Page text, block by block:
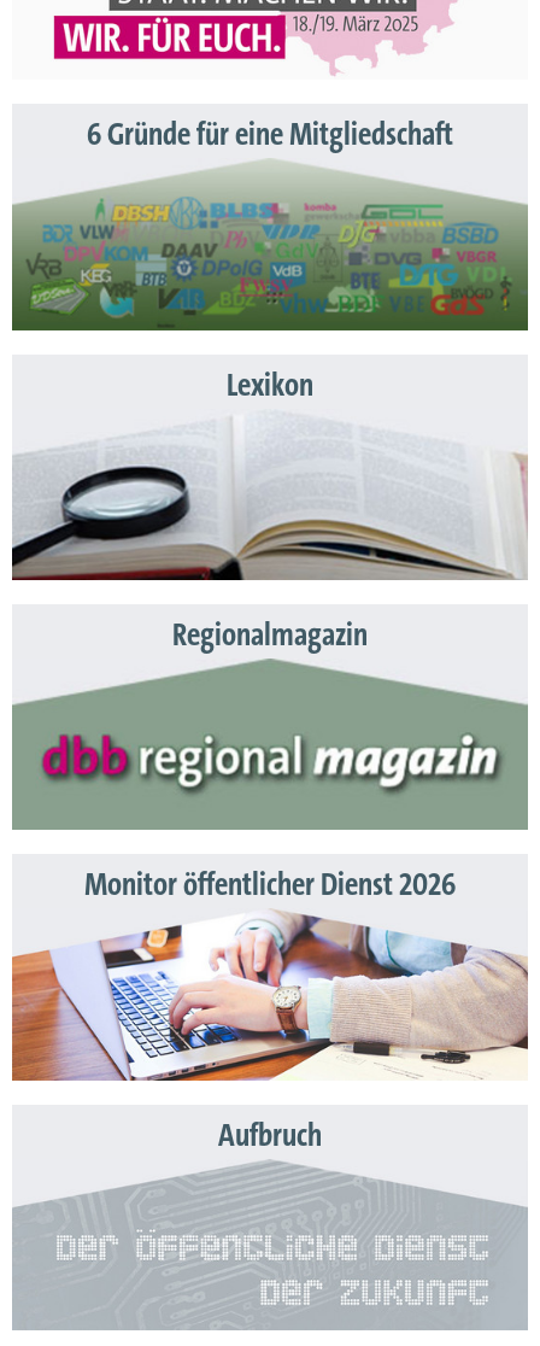
6 Gründe für eine Mitgliedschaft
Lexikon
Regionalmagazin
Monitor öffentlicher Dienst 2026
Aufbruch